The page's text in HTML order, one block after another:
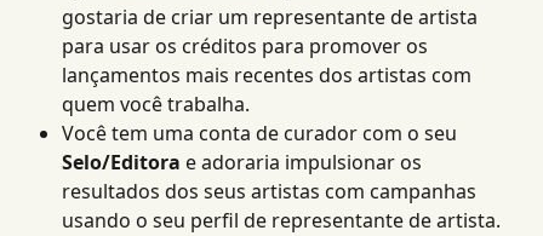
gostaria de criar um representante de artista
para usar os créditos para promover os
lançamentos mais recentes dos artistas com
quem você trabalha.
Você tem uma conta de curador com o seu
Selo/Editora e adoraria impulsionar os
resultados dos seus artistas com campanhas
usando o seu perfil de representante de artista.